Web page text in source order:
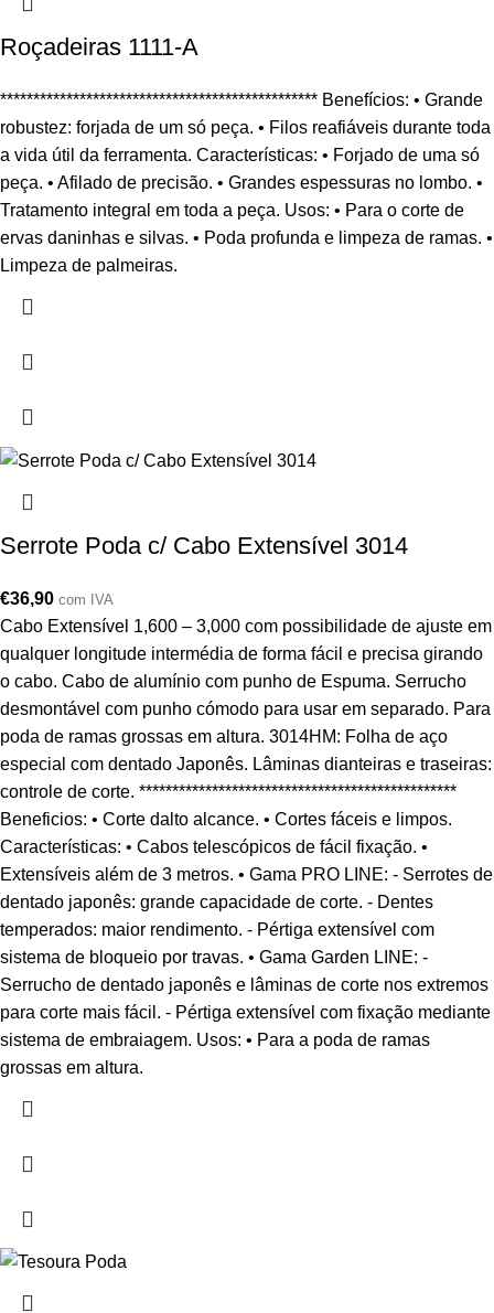
Roçadeiras 1111-A
************************************************ Benefícios: • Grande
robustez: forjada de um só peça. • Filos reafiáveis durante toda
a vida útil da ferramenta. Características: • Forjado de uma só
peça. • Afilado de precisão. • Grandes espessuras no lombo. •
Tratamento integral em toda a peça. Usos: • Para o corte de
ervas daninhas e silvas. • Poda profunda e limpeza de ramas. •
Limpeza de palmeiras.
Serrote Poda c/ Cabo Extensível 3014
€36,90 com IVA
Cabo Extensível 1,600 – 3,000 com possibilidade de ajuste em
qualquer longitude intermédia de forma fácil e precisa girando
o cabo. Cabo de alumínio com punho de Espuma. Serrucho
desmontável com punho cómodo para usar em separado. Para
poda de ramas grossas em altura. 3014HM: Folha de aço
especial com dentado Japonês. Lâminas dianteiras e traseiras:
controle de corte. ************************************************
Beneficios: • Corte dalto alcance. • Cortes fáceis e limpos.
Características: • Cabos telescópicos de fácil fixação. •
Extensíveis além de 3 metros. • Gama PRO LINE: - Serrotes de
dentado japonês: grande capacidade de corte. - Dentes
temperados: maior rendimento. - Pértiga extensível com
sistema de bloqueio por travas. • Gama Garden LINE: -
Serrucho de dentado japonês e lâminas de corte nos extremos
para corte mais fácil. - Pértiga extensível com fixação mediante
sistema de embraiagem. Usos: • Para a poda de ramas
grossas em altura.